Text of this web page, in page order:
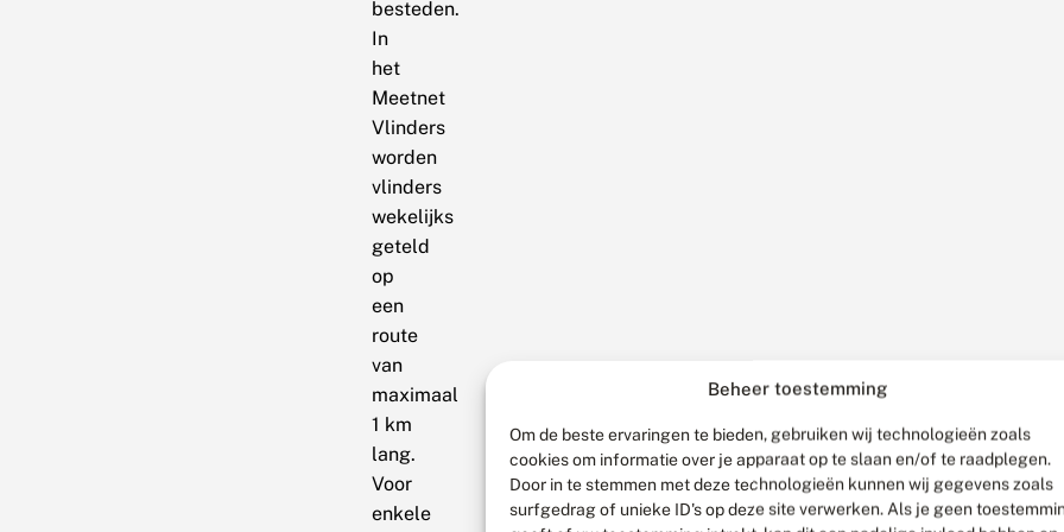
Beheer toestemming
Om de beste ervaringen te bieden, gebruiken wij technologieën zoals
cookies om informatie over je apparaat op te slaan en/of te raadplegen.
Door in te stemmen met deze technologieën kunnen wij gegevens zoals
surfgedrag of unieke ID's op deze site verwerken. Als je geen
besteden.
In
het
Meetnet
Vlinders
worden
vlinders
wekelijks
geteld
op
een
route
van
maximaal
1 km
lang.
Voor
enkele